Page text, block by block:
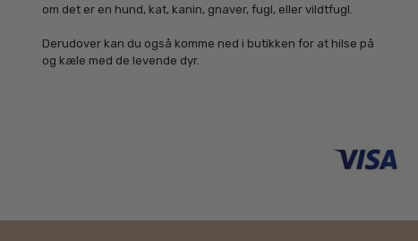
om det er en hund, kat, kanin, gnaver, fugl, eller vildtfugl.
Derudover kan du også komme ned i butikken for at hilse på
og kæle med de levende dyr.